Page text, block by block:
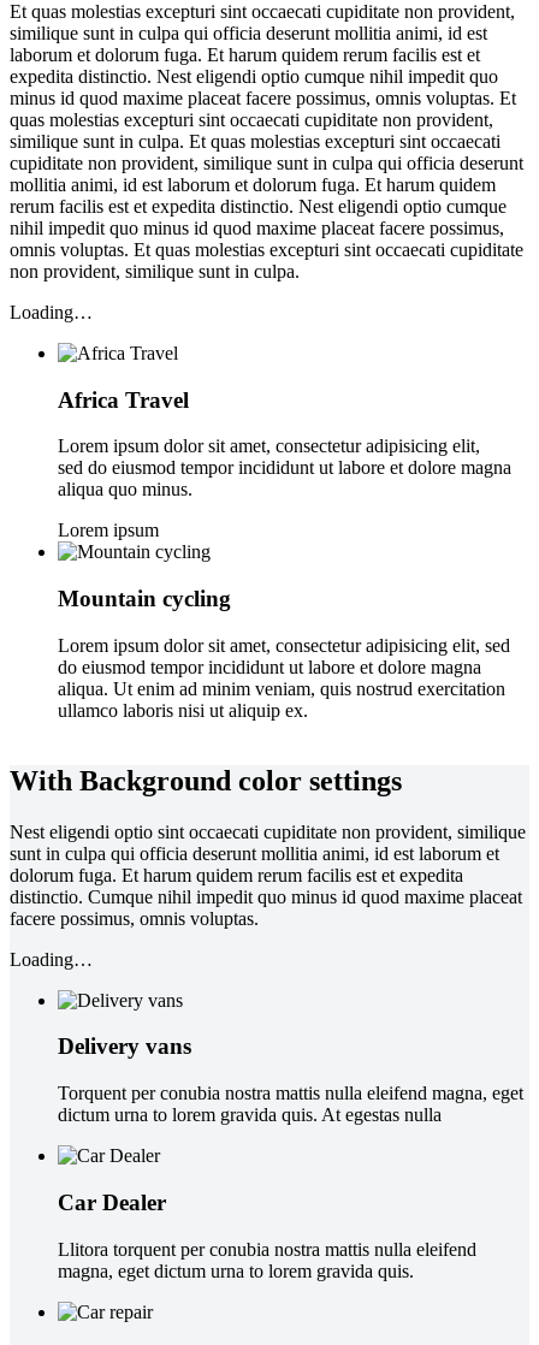
Et quas molestias excepturi sint occaecati cupiditate non provident,
similique sunt in culpa qui officia deserunt mollitia animi, id est
laborum et dolorum fuga. Et harum quidem rerum facilis est et
expedita distinctio. Nest eligendi optio cumque nihil impedit quo
minus id quod maxime placeat facere possimus, omnis voluptas. Et
quas molestias excepturi sint occaecati cupiditate non provident,
similique sunt in culpa. Et quas molestias excepturi sint occaecati
cupiditate non provident, similique sunt in culpa qui officia deserunt
mollitia animi, id est laborum et dolorum fuga. Et harum quidem
rerum facilis est et expedita distinctio. Nest eligendi optio cumque
nihil impedit quo minus id quod maxime placeat facere possimus,
omnis voluptas. Et quas molestias excepturi sint occaecati cupiditate
non provident, similique sunt in culpa.
Loading…
Africa Travel
Lorem ipsum dolor sit amet, consectetur adipisicing elit,
sed do eiusmod tempor incididunt ut labore et dolore magna
aliqua quo minus.
Lorem ipsum
Mountain cycling
Lorem ipsum dolor sit amet, consectetur adipisicing elit, sed
do eiusmod tempor incididunt ut labore et dolore magna
aliqua. Ut enim ad minim veniam, quis nostrud exercitation
ullamco laboris nisi ut aliquip ex.
With Background color settings
Nest eligendi optio sint occaecati cupiditate non provident, similique
sunt in culpa qui officia deserunt mollitia animi, id est laborum et
dolorum fuga. Et harum quidem rerum facilis est et expedita
distinctio. Cumque nihil impedit quo minus id quod maxime placeat
facere possimus, omnis voluptas.
Loading…
Delivery vans
Torquent per conubia nostra mattis nulla eleifend magna, eget
dictum urna to lorem gravida quis. At egestas nulla
Car Dealer
Llitora torquent per conubia nostra mattis nulla eleifend
magna, eget dictum urna to lorem gravida quis.